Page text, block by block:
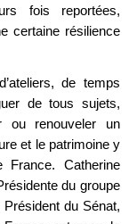
fois reportées,
certaine résilience
de temps
de tous sujets,
ou renouveler un
et le patrimoine y
France. Catherine
du groupe
du Sénat,